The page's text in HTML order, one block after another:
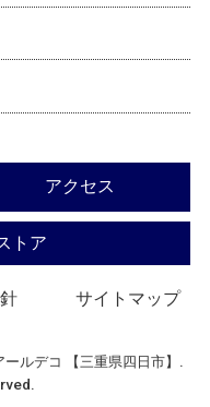
アクセス
トア
サイトマップ
ルデコ 【三重県四日市】.